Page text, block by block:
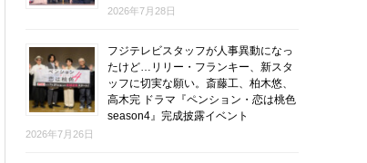
2026年7月28日
フジテレビスタッフが人事異動になっ
たけど…リリー・フランキー、新スタ
ッフに切実な願い。斎藤工、柏木悠、
高木完 ドラマ『ペンション・恋は桃色
season4』完成披露イベント
2026年7月26日